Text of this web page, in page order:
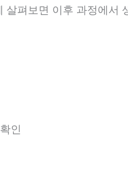
펴보면 이후 과정에서
인